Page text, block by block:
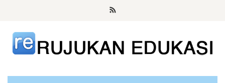
content